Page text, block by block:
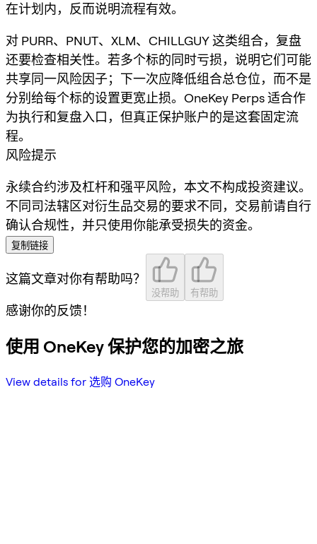
在计划内，反而说明流程有效。
对 PURR、PNUT、XLM、CHILLGUY 这类组合，复盘
还要检查相关性。若多个标的同时亏损，说明它们可能
共享同一风险因子；下一次应降低组合总仓位，而不是
分别给每个标的设置更宽止损。OneKey Perps 适合作
为执行和复盘入口，但真正保护账户的是这套固定流
程。
风险提示
永续合约涉及杠杆和强平风险，本文不构成投资建议。
不同司法辖区对衍生品交易的要求不同，交易前请自行
确认合规性，并只使用你能承受损失的资金。
复制链接
这篇文章对你有帮助吗？
没帮助 有帮助
感谢你的反馈！
使用 OneKey 保护您的加密之旅
View details for 选购 OneKey